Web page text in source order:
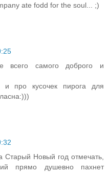
ate fodd for the soul... ;)
всего самого доброго и
про кусочек пирога для
Старый Новый год отмечать,
прямо душевно пахнет